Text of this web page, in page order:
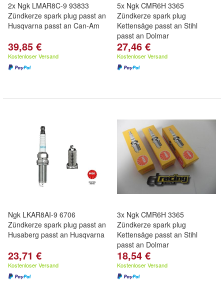
2x Ngk LMAR8C-9 93833
Zündkerze spark plug passt an
Husqvarna passt an Can-Am
39,85 €
Kostenloser Versand
5x Ngk CMR6H 3365
Zündkerze spark plug
Kettensäge passt an Stihl
passt an Dolmar
27,46 €
Kostenloser Versand
Ngk LKAR8AI-9 6706
Zündkerze spark plug passt an
Husaberg passt an Husqvarna
23,71 €
Kostenloser Versand
3x Ngk CMR6H 3365
Zündkerze spark plug
Kettensäge passt an Stihl
passt an Dolmar
18,54 €
Kostenloser Versand